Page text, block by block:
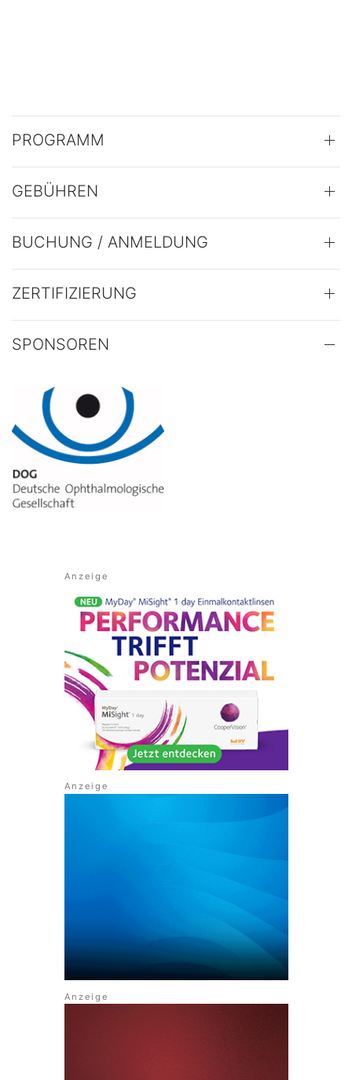
PROGRAMM
GEBÜHREN
BUCHUNG / ANMELDUNG
ZERTIFIZIERUNG
SPONSOREN